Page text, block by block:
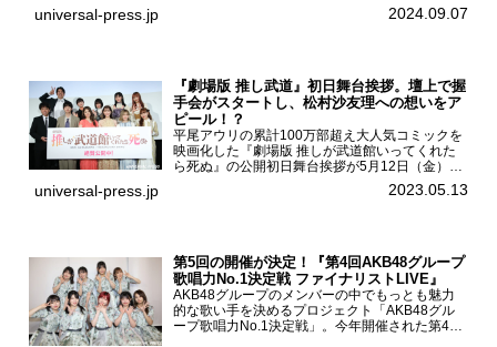
を記念し1日店長イベントを開催した本写真集は
universal-press.jp 2024.09.07
『劇場版 推し武道』初日舞台挨拶。壇上で握
手会がスタートし、松村沙友理への想いをア
ピール！？
平尾アウリの累計100万部超え大人気コミックを
映画化した『劇場版 推しが武道館いってくれた
ら死ぬ』の公開初日舞台挨拶が5月12日（金）新
宿バルト9で開催され、出演者の松村沙友理、中
村里帆、MOMO(@onefive)、KANO(@onefi...
universal-press.jp 2023.05.13
第5回の開催が決定！『第4回AKB48グループ
歌唱力No.1決定戦 ファイナリストLIVE』
AKB48グループのメンバーの中でもっとも魅力
的な歌い手を決めるプロジェクト「AKB48グル
ープ歌唱力No.1決定戦」。今年開催された第4回